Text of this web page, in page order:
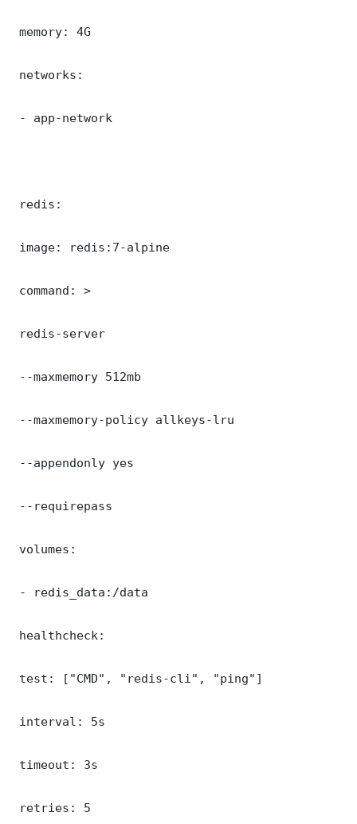
memory: 4G
networks:
- app-network
redis:
image: redis:7-alpine
command: >
redis-server
--maxmemory 512mb
--maxmemory-policy allkeys-lru
--appendonly yes
--requirepass
volumes:
- redis_data:/data
healthcheck:
test: ["CMD", "redis-cli", "ping"]
interval: 5s
timeout: 3s
retries: 5